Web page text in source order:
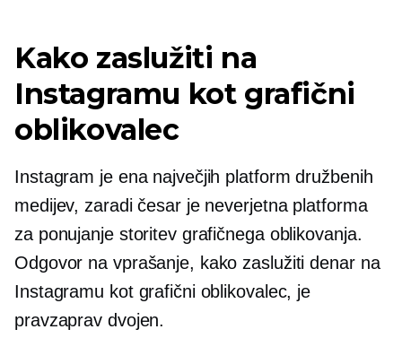
Kako zaslužiti na
Instagramu kot grafični
oblikovalec
Instagram je ena največjih platform družbenih
medijev, zaradi česar je neverjetna platforma
za ponujanje storitev grafičnega oblikovanja.
Odgovor na vprašanje, kako zaslužiti denar na
Instagramu kot grafični oblikovalec, je
pravzaprav dvojen.